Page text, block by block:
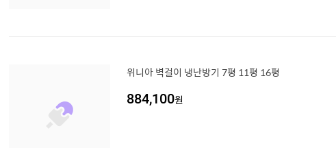
위니아 벽걸이 냉난방기 7평 11평 16평
884,100원